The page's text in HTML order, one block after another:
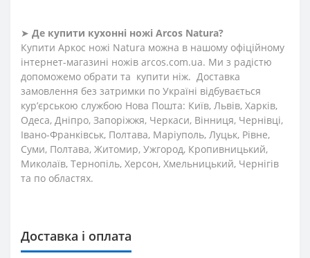
➤ Де купити кухонні ножі Arcos Natura?
Купити Аркос ножі Natura можна в нашому офіційному
інтернет-магазині ножів arcos.com.ua. Ми з радістю
допоможемо обрати та купити ніж. Доставка
замовлення без затримки по Україні відбувається
кур’єрською службою Нова Пошта: Київ, Львів, Харків,
Одеса, Дніпро, Запоріжжя, Черкаси, Вінниця, Чернівці,
Івано-Франківськ, Полтава, Маріуполь, Луцьк, Рівне,
Суми, Полтава, Житомир, Ужгород, Кропивницький,
Миколаїв, Тернопіль, Херсон, Хмельницький, Чернігів
та по областях.
Доставка і оплата